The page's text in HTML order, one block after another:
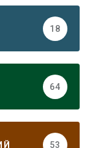
18
64
53